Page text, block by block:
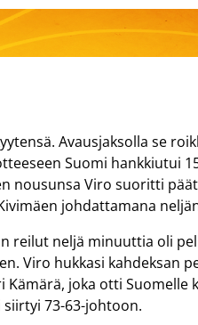
Avausjaksolla se
Suomi hankkiutui
nousunsa Viro suoritti
johdattamana
reilut neljä minuuttia oli
Viro hukkasi kahdeksan
joka otti Suomelle
73-63-johtoon.